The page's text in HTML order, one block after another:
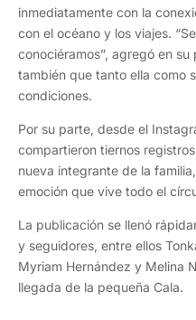
inmediatamente con la
con el océano y los viajes.
conociéramos”, agregó en
también que tanto ella como
condiciones.
Por su parte, desde el
compartieron tiernos
nueva integrante de la
emoción que vive todo el
La publicación se llenó
y seguidores, entre ellos
Myriam Hernández y Melina
llegada de la pequeña Cala.